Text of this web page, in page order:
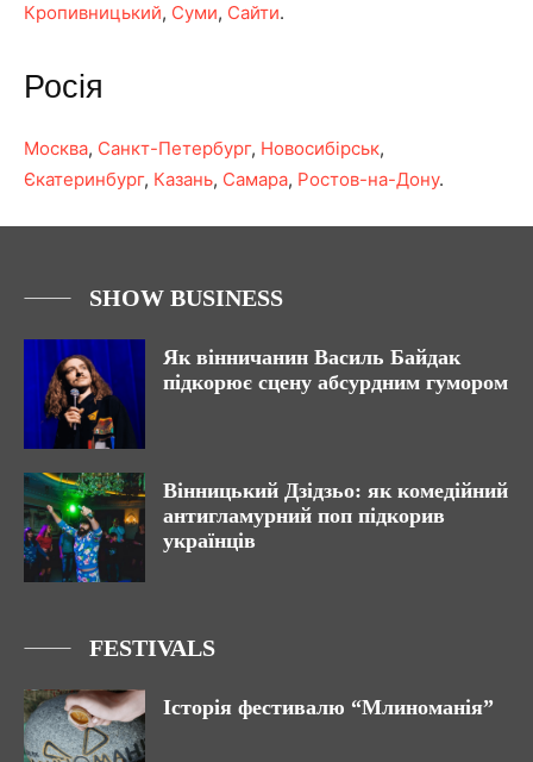
Кропивницький, Суми, Сайти.
Росія
Москва, Санкт-Петербург, Новосибірськ,
Єкатеринбург, Казань, Самара, Ростов-на-Дону.
SHOW BUSINESS
Як вінничанин Василь Байдак
підкорює сцену абсурдним гумором
Вінницький Дзідзьо: як комедійний
антигламурний поп підкорив
українців
FESTIVALS
Історія фестивалю “Млиноманія”